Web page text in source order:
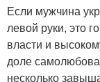
Если мужчина
левой руки, это
власти и
доле
несколько